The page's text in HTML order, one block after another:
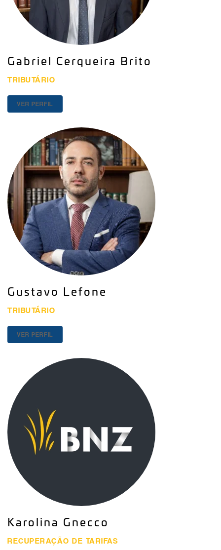
Gabriel Cerqueira Brito
TRIBUTÁRIO
VER PERFIL
Gustavo Lefone
TRIBUTÁRIO
VER PERFIL
Karolina Gnecco
RECUPERAÇÃO DE TARIFAS